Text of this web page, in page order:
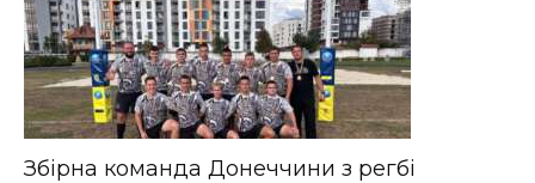
Збірна команда Донеччини з регбі